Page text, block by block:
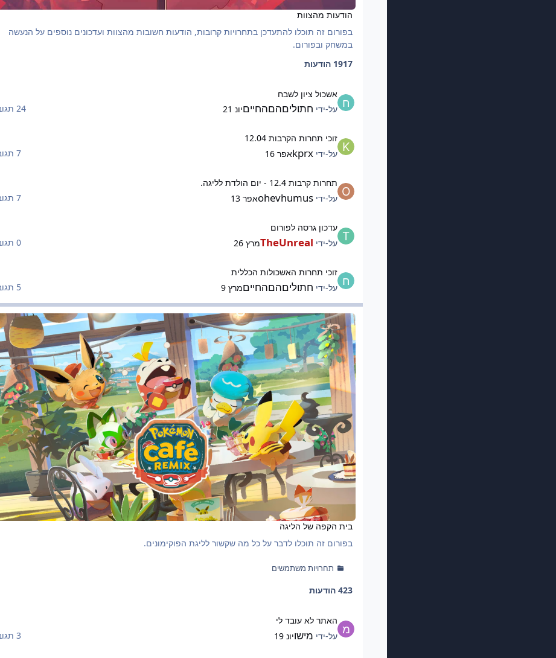
הודעות מהצוות
בפורום זה תוכלו להתעדכן בתחרויות קרובות, הודעות חשובות מהצוות ועדכונים נוספים על הנעשה
במשחק ובפורום.
1917 הודעות
אשכול ציון לשבח
על-ידי חתוליםהםהחייםיונ 21
24 תגובות
זוכי תחרות הקרבות 12.04
על-ידי kprxאפר 16
7 תגובות
תחרות קרבות 12.4 - יום הולדת לליגה.
על-ידי ohevhumusאפר 13
7 תגובות
עדכון גרסה לפורום
על-ידי TheUnrealמרץ 26
0 תגובות
זוכי תחרות האשכולות הכללית
על-ידי חתוליםהםהחייםמרץ 9 5 תגובות
בית הקפה של הליגה
בית הקפה של הליגה
בית הקפה של הליגה
בפורום זה תוכלו לדבר על כל מה שקשור לליגת הפוקימונים.
תחרויות משתמשים
423 הודעות
האתר לא עובד לי
על-ידי מישויונ 19
3 תגובות